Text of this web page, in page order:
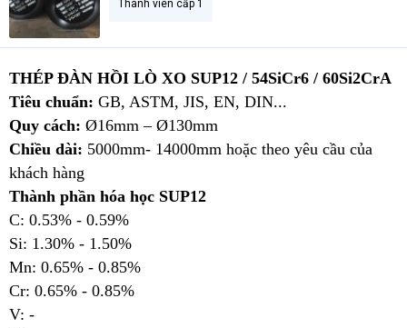
Thành viên cấp 1
THÉP ĐÀN HỒI LÒ XO SUP12 / 54SiCr6 / 60Si2CrA
Tiêu chuẩn: GB, ASTM, JIS, EN, DIN...
Quy cách: Ø16mm – Ø130mm
Chiều dài: 5000mm- 14000mm hoặc theo yêu cầu của
khách hàng
Thành phần hóa học SUP12
C: 0.53% - 0.59%
Si: 1.30% - 1.50%
Mn: 0.65% - 0.85%
Cr: 0.65% - 0.85%
V: -